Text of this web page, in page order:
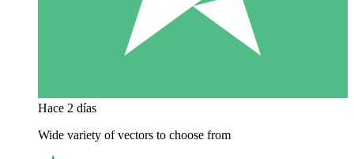
Hace 2 días
Wide variety of vectors to choose from